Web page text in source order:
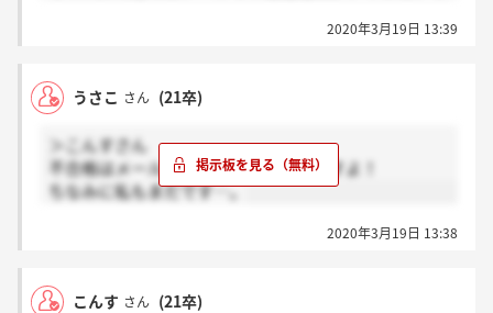
電話がかかってきた方がいたら心痛いですが、頑張っ
2020年3月19日 13:39
うさこ さん (21卒)
＞こんすさん
不合格はメールで合格は電話みたいですよ！
ちなみに私もまだです…。
2020年3月19日 13:38
こんす さん (21卒)